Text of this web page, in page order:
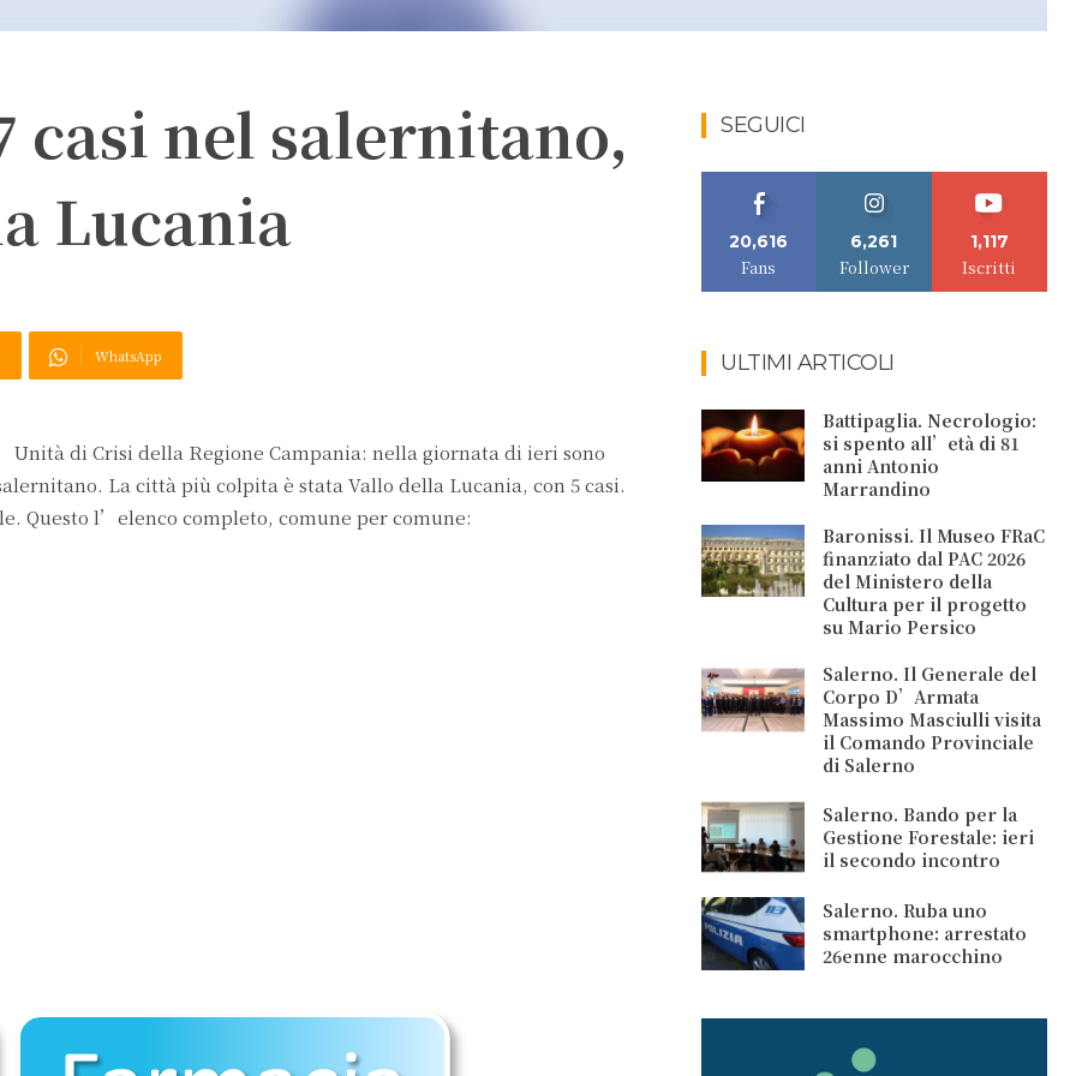
casi nel salernitano,
Lucania
WhatsApp
di Crisi della Regione Campania: nella giornata di ieri sono
La città più colpita è stata Vallo della Lucania, con 5 casi.
Questo l’elenco completo, comune per comune:
SEGUICI
20,616
Fans
6,261
Follower
1,117
Iscritti
ULTIMI ARTICOLI
Battipaglia. Necrologio:
si spento all’età di 81
anni Antonio
Marrandino
Baronissi. Il Museo FRaC
finanziato dal PAC 2026
del Ministero della
Cultura per il progetto
su Mario Persico
Salerno. Il Generale del
Corpo D’Armata
Massimo Masciulli visita
il Comando Provinciale
di Salerno
Salerno. Bando per la
Gestione Forestale: ieri
il secondo incontro
Salerno. Ruba uno
smartphone: arrestato
26enne marocchino